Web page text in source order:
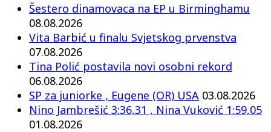
Šestero dinamovaca na EP u Birminghamu
08.08.2026
Vita Barbić u finalu Svjetskog prvenstva
07.08.2026
Tina Polić postavila novi osobni rekord
06.08.2026
SP za juniorke , Eugene (OR) USA 03.08.2026
Nino Jambrešić 3:36,31 , Nina Vuković 1:59,05
01.08.2026